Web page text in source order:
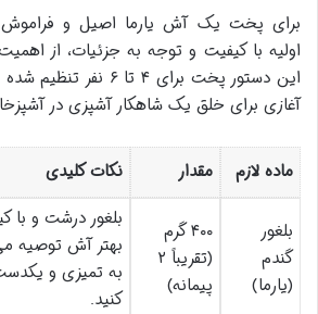
برای پخت یک آش یارما اصیل و فراموش
اولیه با کیفیت و توجه به جزئیات، از
این دستور پخت برای ۴
آغازی برای خلق یک شاهکار آشپزی در
ماده لازم مقدار نکات کلیدی
بلغور
گندم
(یارما)
۴۰۰ گرم
(تقریباً ۲
پیمانه)
بلغور درشت و با
بهتر آش توصیه
به تمیزی و
کنید.